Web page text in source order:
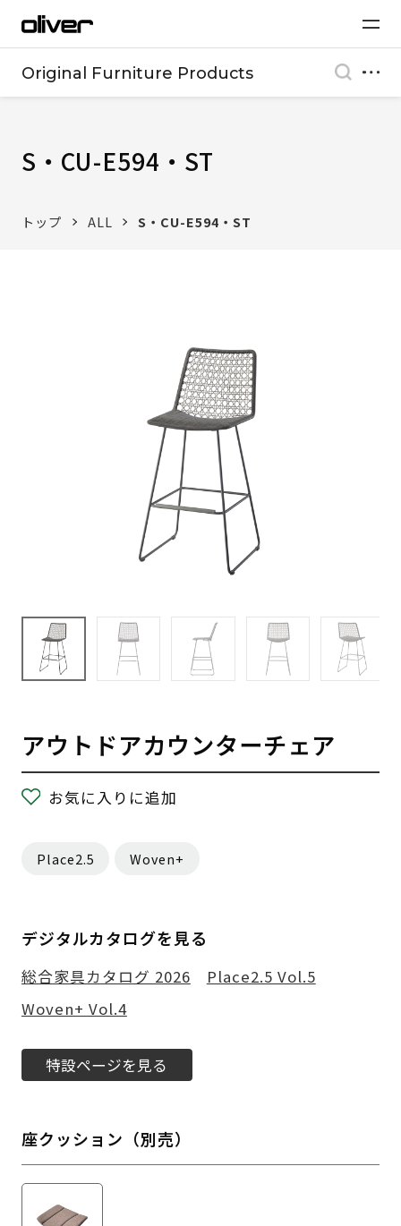
Original Furniture Products
S・CU-E594・ST
トップ ALL S・CU-E594・ST
アウトドアカウンターチェア
お気に入りに追加
Place2.5 Woven+
デジタルカタログを見る
総合家具カタログ 2026
Place2.5 Vol.5
Woven+ Vol.4
特設ページを見る
座クッション（別売）